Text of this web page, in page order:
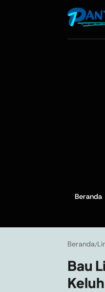
Beranda
Beranda/
Bau